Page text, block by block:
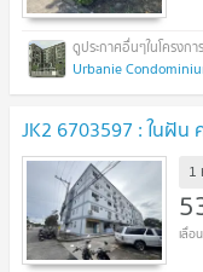
Urbanie
JK2 6703597 : ในฝัน
1